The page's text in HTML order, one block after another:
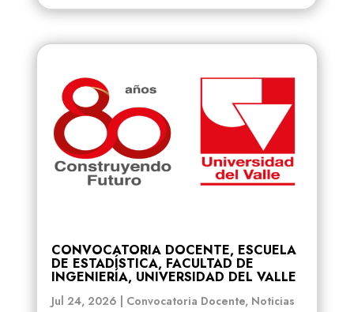
CONVOCATORIA DOCENTE, ESCUELA
DE ESTADÍSTICA, FACULTAD DE
INGENIERÍA, UNIVERSIDAD DEL VALLE
Jul 24, 2026 Convocatoria Docente, Noticias